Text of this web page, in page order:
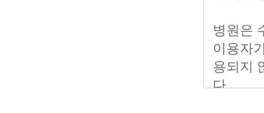
병원은
이용자
용되지
다.